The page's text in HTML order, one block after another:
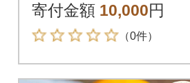
寄付金額 10,000円
（0件）